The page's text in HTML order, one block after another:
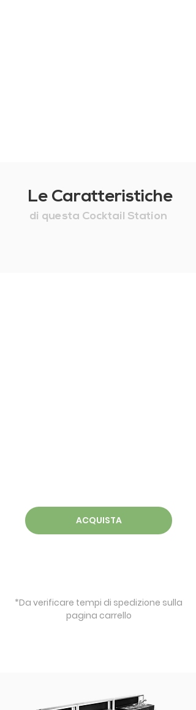
Le Caratteristiche
di questa Cocktail Station
ACQUISTA
*Da verificare tempi di spedizione sulla
pagina carrello